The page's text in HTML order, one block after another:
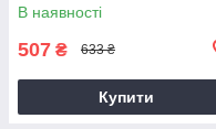
В наявності
507 ₴ 633 ₴
Купити